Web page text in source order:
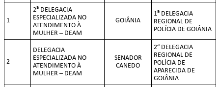
1
2a DELEGACIA
ESPECIALIZADA NO
ATENDIMENTO À
MULHER – DEAM
GOIÂNIA
1a DELEGACIA
REGIONAL DE
POLÍCIA DE GOIÂNIA
2
DELEGACIA
ESPECIALIZADA NO
ATENDIMENTO À
MULHER – DEAM
SENADOR
CANEDO
2a DELEGACIA
REGIONAL DE
POLÍCIA DE
APARECIDA DE
GOIÂNIA